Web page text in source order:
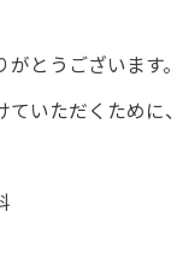
とうございます。
いただくために